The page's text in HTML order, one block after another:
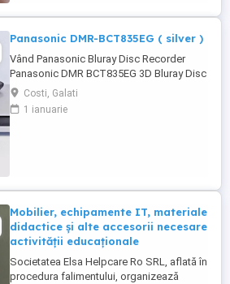
Panasonic DMR-BCT835EG ( silver )
Vând Panasonic Bluray Disc Recorder
Panasonic DMR BCT835EG 3D Bluray Disc
Recorder 1TB HDD
Costi, Galati
1 ianuarie
Mobilier, echipamente IT, materiale
didactice și alte accesorii necesare
activității educaționale
Societatea Elsa Helpcare Ro SRL, aflată în
procedura falimentului, organizează